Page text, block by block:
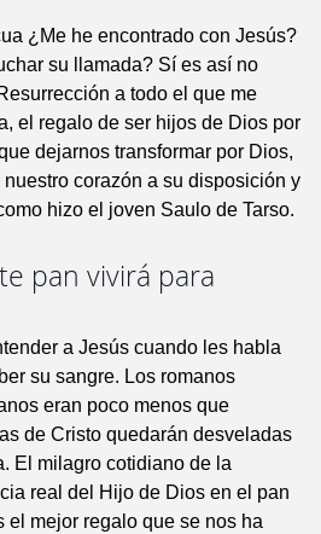
¿Me he encontrado con Jesús?
su llamada? Sí es así no
a todo el que me
el regalo de ser hijos de Dios por
dejarnos transformar por Dios,
corazón a su disposición y
hizo el joven Saulo de Tarso.
pan vivirá para
a Jesús cuando les habla
su sangre. Los romanos
eran poco menos que
de Cristo quedarán desveladas
El milagro cotidiano de la
real del Hijo de Dios en el pan
el mejor regalo que se nos ha